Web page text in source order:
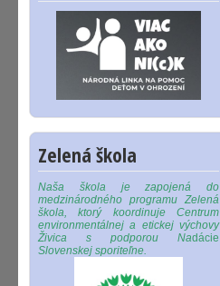
Zelená škola
Naša škola je zapojená do
medzinárodného programu Zelená
škola, ktorý koordinuje Centrum
environmentálnej a etickej výchovy
Živica s podporou Nadácie
Slovenskej sporiteľne.